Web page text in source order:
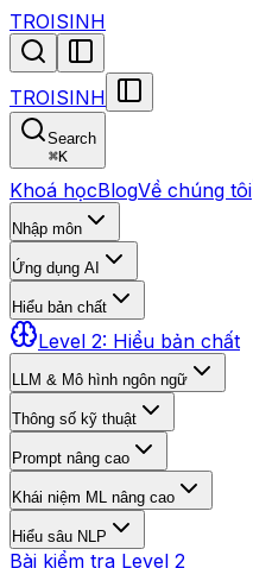
TROISINH
TROISINH
Search
⌘K
Khoá họcBlogVề chúng tôi
Nhập môn
Ứng dụng AI
Hiểu bản chất
Level 2: Hiểu bản chất
LLM & Mô hình ngôn ngữ
Thông số kỹ thuật
Prompt nâng cao
Khái niệm ML nâng cao
Hiểu sâu NLP
Bài kiểm tra Level 2